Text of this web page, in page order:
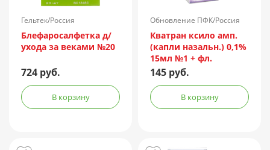
Гельтек/Россия
Блефаросалфетка д/
ухода за веками №20
724 руб.
В корзину
Обновление ПФК/Россия
Кватран ксило амп.
(капли назальн.) 0,1%
15мл №1 + фл.
145 руб.
В корзину